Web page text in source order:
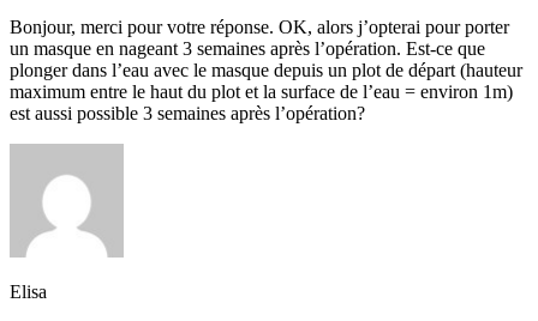
Bonjour, merci pour votre réponse. OK, alors j’opterai pour porter
un masque en nageant 3 semaines après l’opération. Est-ce que
plonger dans l’eau avec le masque depuis un plot de départ (hauteur
maximum entre le haut du plot et la surface de l’eau = environ 1m)
est aussi possible 3 semaines après l’opération?
Elisa